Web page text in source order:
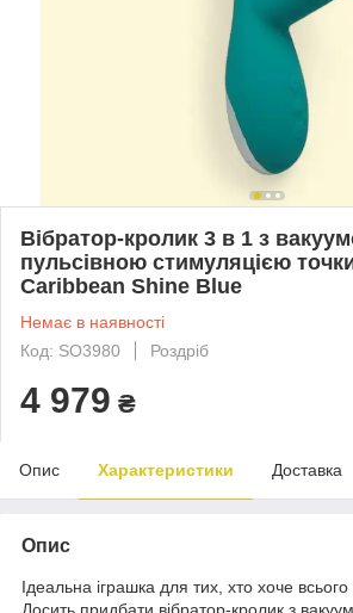
Вібратор-кролик 3 в 1 з
пульсівною стимуляцією
Caribbean Shine Blue
Немає в наявності
Код: SO3980
Роздріб
4 979 ₴
Опис Характеристики Доставка
Опис
Ідеальна іграшка для тих, хто хоче всього
Досить придбати вібратор-кролик з